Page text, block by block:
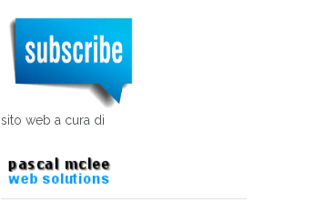
sito web a cura di